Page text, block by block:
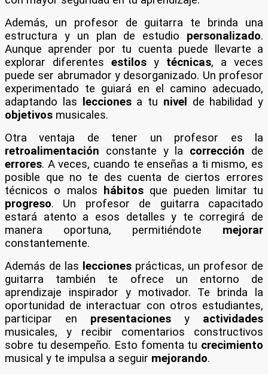
Además, un profesor de guitarra te brinda una
estructura y un plan de estudio personalizado.
Aunque aprender por tu cuenta puede llevarte a
explorar diferentes estilos y técnicas, a veces
puede ser abrumador y desorganizado. Un profesor
experimentado te guiará en el camino adecuado,
adaptando las
leccionesa tu nivel
de habilidad y
objetivos musicales.
Otra ventaja de tener un profesor es la
retroalimentación constante y la corrección de
errores. A veces, cuando te enseñas a ti mismo, es
posible que no te des cuenta de ciertos errores
técnicos o malos
hábitosque pueden limitar tu
progreso. Un profesor de guitarra capacitado
estará atento a esos detalles y te corregirá de
manera oportuna, permitiéndote mejorar
constantemente.
Además de las lecciones prácticas, un profesor de
guitarra también te ofrece un entorno de
aprendizaje inspirador y motivador. Te brinda la
oportunidad de interactuar con otros estudiantes,
participar en presentaciones y actividades
musicales, y recibir comentarios constructivos
sobre tu desempeño. Esto fomenta tu crecimiento
musical y te impulsa a seguir mejorando.